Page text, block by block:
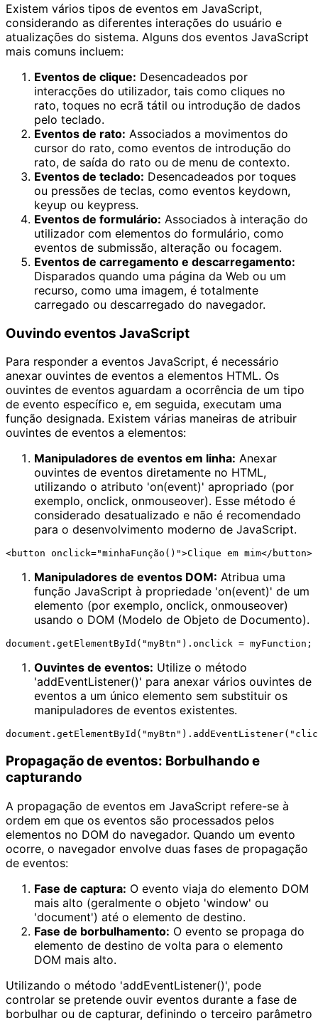
Existem vários tipos de eventos em JavaScript,
considerando as diferentes interações do usuário e
atualizações do sistema. Alguns dos eventos JavaScript
mais comuns incluem:
Eventos de clique: Desencadeados por
interacções do utilizador, tais como cliques no
rato, toques no ecrã tátil ou introdução de dados
pelo teclado.
Eventos de rato: Associados a movimentos do
cursor do rato, como eventos de introdução do
rato, de saída do rato ou de menu de contexto.
Eventos de teclado: Desencadeados por toques
ou pressões de teclas, como eventos keydown,
keyup ou keypress.
Eventos de formulário: Associados à interação do
utilizador com elementos do formulário, como
eventos de submissão, alteração ou focagem.
Eventos de carregamento e descarregamento:
Disparados quando uma página da Web ou um
recurso, como uma imagem, é totalmente
carregado ou descarregado do navegador.
Ouvindo eventos JavaScript
Para responder a eventos JavaScript, é necessário
anexar ouvintes de eventos a elementos HTML. Os
ouvintes de eventos aguardam a ocorrência de um tipo
de evento específico e, em seguida, executam uma
função designada. Existem várias maneiras de atribuir
ouvintes de eventos a elementos:
Manipuladores de eventos em linha: Anexar
ouvintes de eventos diretamente no HTML,
utilizando o atributo 'on(event)' apropriado (por
exemplo, onclick, onmouseover). Esse método é
considerado desatualizado e não é recomendado
para o desenvolvimento moderno de JavaScript.
Manipuladores de eventos DOM: Atribua uma
função JavaScript à propriedade 'on(event)' de um
elemento (por exemplo, onclick, onmouseover)
usando o DOM (Modelo de Objeto de Documento).
Ouvintes de eventos: Utilize o método
'addEventListener()' para anexar vários ouvintes de
eventos a um único elemento sem substituir os
manipuladores de eventos existentes.
Propagação de eventos: Borbulhando e
capturando
A propagação de eventos em JavaScript refere-se à
ordem em que os eventos são processados pelos
elementos no DOM do navegador. Quando um evento
ocorre, o navegador envolve duas fases de propagação
de eventos:
Fase de captura: O evento viaja do elemento DOM
mais alto (geralmente o objeto 'window' ou
'document') até o elemento de destino.
Fase de borbulhamento: O evento se propaga do
elemento de destino de volta para o elemento
DOM mais alto.
Utilizando o método 'addEventListener()', pode
controlar se pretende ouvir eventos durante a fase de
borbulhar ou de capturar, definindo o terceiro parâmetro